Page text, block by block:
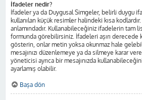
İfadeler nedir?
İfadeler ya da Duygusal Simgeler, belirli duygu
kullanılan küçük resimler halindeki kısa
anlamındadır. Kullanabileceğiniz ifadelerin tam
formunda görebilirsiniz. İfadeleri aşırı derecede
gösterin, onlar metin yoksa okunmaz hale
mesajınızı düzenlemeye ya da silmeye karar
yöneticisi ayrıca bir mesajınızda
ayarlamış olabilir.
Başa dön